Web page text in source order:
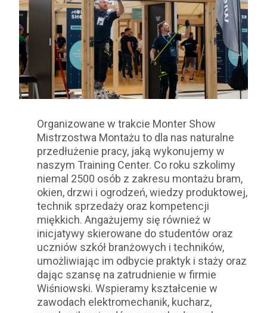
Organizowane w trakcie Monter Show
Mistrzostwa Montażu to dla nas naturalne
przedłużenie pracy, jaką wykonujemy w
naszym Training Center. Co roku szkolimy
niemal 2500 osób z zakresu montażu bram,
okien, drzwi i ogrodzeń, wiedzy produktowej,
technik sprzedaży oraz kompetencji
miękkich. Angażujemy się również w
inicjatywy skierowane do studentów oraz
uczniów szkół branżowych i techników,
umożliwiając im odbycie praktyk i staży oraz
dając szansę na zatrudnienie w firmie
Wiśniowski. Wspieramy kształcenie w
zawodach elektromechanik, kucharz,